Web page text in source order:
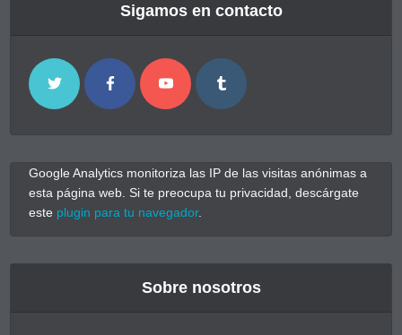
Sigamos en contacto
Google Analytics monitoriza las IP de las visitas anónimas a
esta página web. Si te preocupa tu privacidad, descárgate
este plugin para tu navegador.
Sobre nosotros